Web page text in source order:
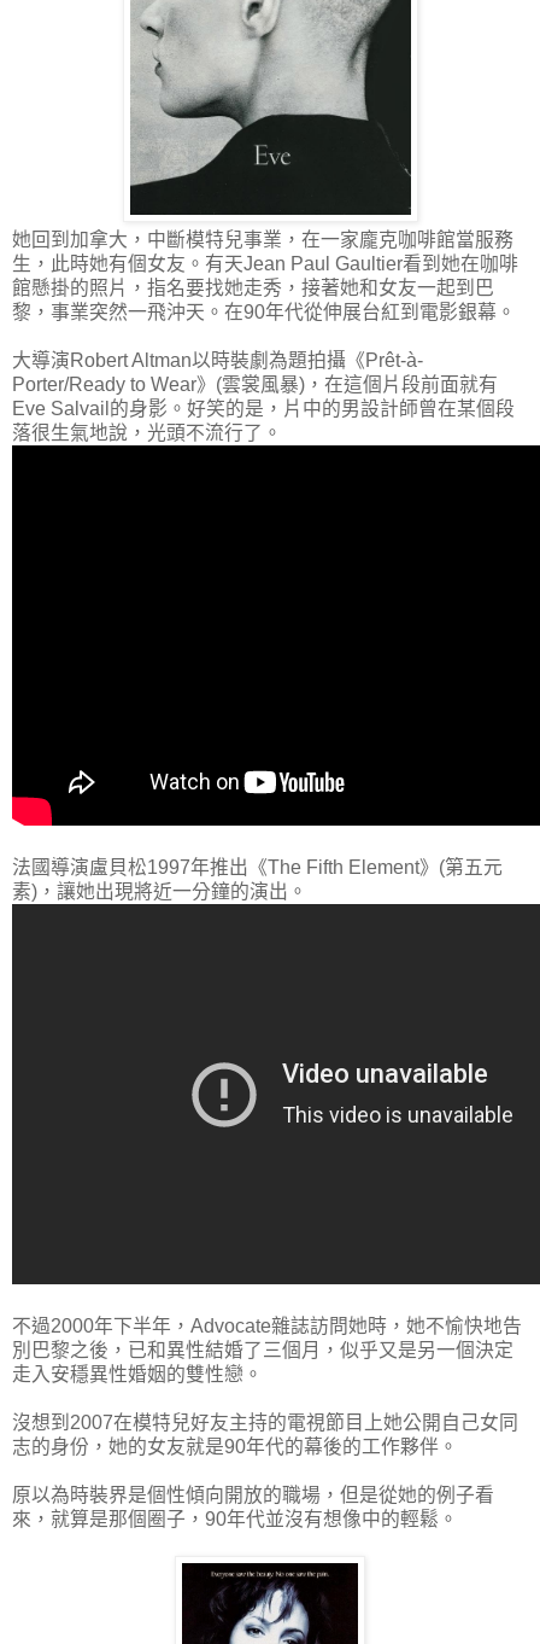
她回到加拿大，中斷模特兒事業，在一家龐克咖啡館當服務
生，此時她有個女友。有天Jean Paul Gaultier看到她在咖啡
館懸掛的照片，指名要找她走秀，接著她和女友一起到巴
黎，事業突然一飛沖天。在90年代從伸展台紅到電影銀幕。
大導演Robert Altman以時裝劇為題拍攝《Prêt-à-
Porter/Ready to Wear》(雲裳風暴)，在這個片段前面就有
Eve Salvail的身影。好笑的是，片中的男設計師曾在某個段
落很生氣地說，光頭不流行了。
法國導演盧貝松1997年推出《The Fifth Element》(第五元
素)，讓她出現將近一分鐘的演出。
不過2000年下半年，Advocate雜誌訪問她時，她不愉快地告
別巴黎之後，已和異性結婚了三個月，似乎又是另一個決定
走入安穩異性婚姻的雙性戀。
沒想到2007在模特兒好友主持的電視節目上她公開自己女同
志的身份，她的女友就是90年代的幕後的工作夥伴。
原以為時裝界是個性傾向開放的職場，但是從她的例子看
來，就算是那個圈子，90年代並沒有想像中的輕鬆。